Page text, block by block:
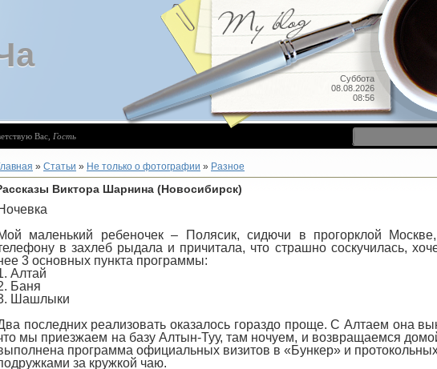
Суббота
08.08.2026
08:56
Вас Гость
» Статьи » Не только о фотографии » Разное
Виктора Шарнина (Новосибирск)
маленький ребеночек – Полясик, сидючи в прогорклой
в захлеб рыдала и причитала, что страшно соскучилась,
3 основных пункта программы:
Алтай
Баня
Шашлыки
последних реализовать оказалось гораздо проще. С Алтаем она
мы приезжаем на базу Алтын-Туу, там ночуем, и возвращаемся
программа официальных визитов в «Бункер» и
за кружкой чаю.